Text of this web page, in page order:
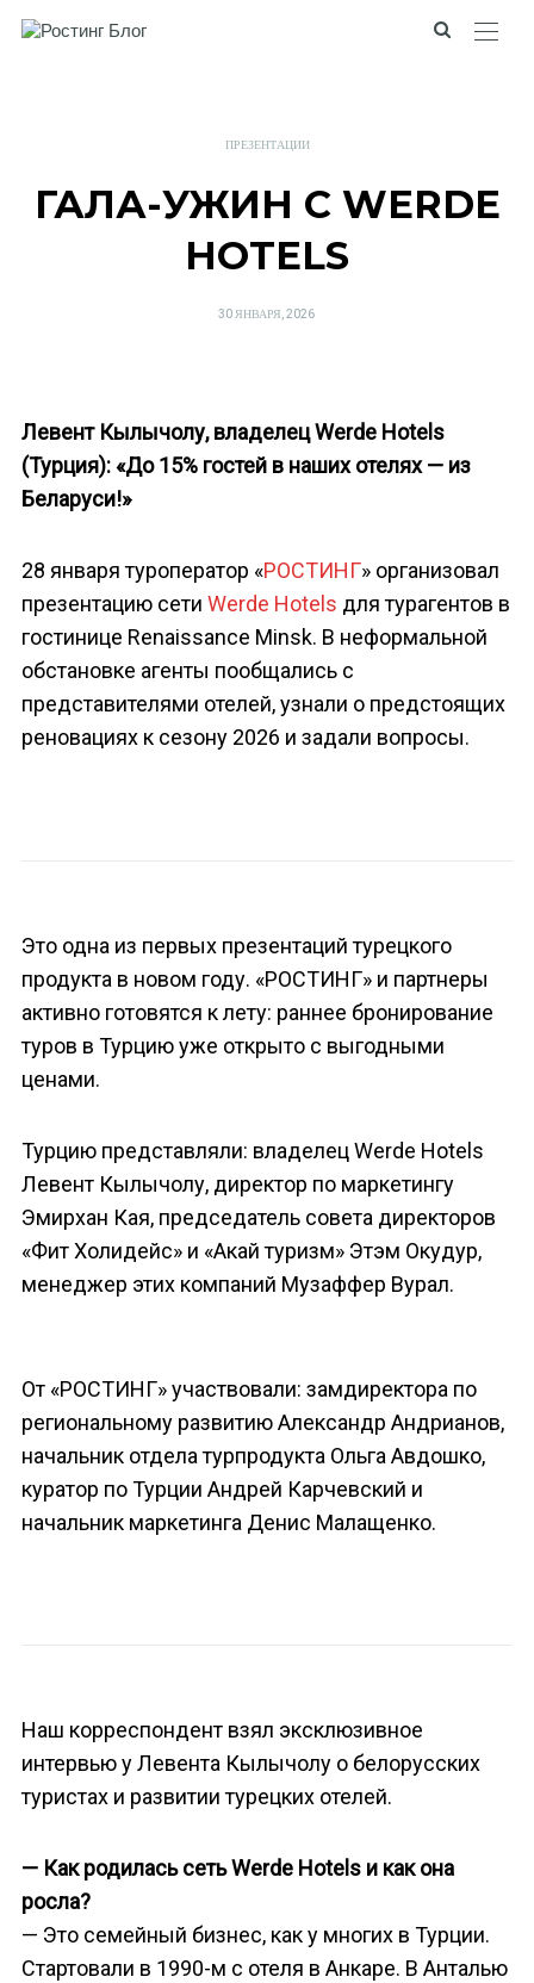
ПРЕЗЕНТАЦИИ
ГАЛА-УЖИН C WERDE
HOTELS
POSTED
30 ЯНВАРЯ, 2026
Левент Кылычолу, владелец Werde Hotels
(Турция): «До 15% гостей в наших отелях — из
Беларуси!»
28 января туроператор «РОСТИНГ» организовал
презентацию сети Werde Hotels для турагентов в
гостинице Renaissance Minsk. В неформальной
обстановке агенты пообщались с
представителями отелей, узнали о предстоящих
реновациях к сезону 2026 и задали вопросы.
Это одна из первых презентаций турецкого
продукта в новом году. «РОСТИНГ» и партнеры
активно готовятся к лету: раннее бронирование
туров в Турцию уже открыто с выгодными
ценами.
Турцию представляли: владелец Werde Hotels
Левент Кылычолу, директор по маркетингу
Эмирхан Кая, председатель совета директоров
«Фит Холидейс» и «Акай туризм» Этэм Окудур,
менеджер этих компаний Музаффер Вурал.
От «РОСТИНГ» участвовали: замдиректора по
региональному развитию Александр Андрианов,
начальник отдела турпродукта Ольга Авдошко,
куратор по Турции Андрей Карчевский и
начальник маркетинга Денис Малащенко.
Наш корреспондент взял эксклюзивное
интервью у Левента Кылычолу о белорусских
туристах и развитии турецких отелей.
— Как родилась сеть Werde Hotels и как она
росла?
— Это семейный бизнес, как у многих в Турции.
Стартовали в 1990-м с отеля в Анкаре. В Анталью